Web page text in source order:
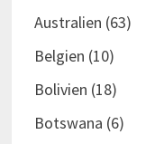
Australien (63)
Belgien (10)
Bolivien (18)
Botswana (6)